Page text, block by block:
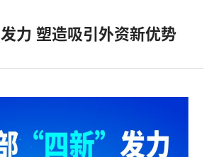
力 塑造吸引外资新优势